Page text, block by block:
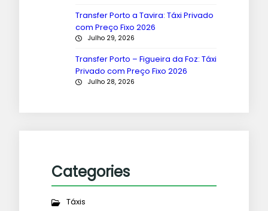
Transfer Porto a Tavira: Táxi Privado
com Preço Fixo 2026
Julho 29, 2026
Transfer Porto – Figueira da Foz: Táxi
Privado com Preço Fixo 2026
Julho 28, 2026
Categories
Táxis